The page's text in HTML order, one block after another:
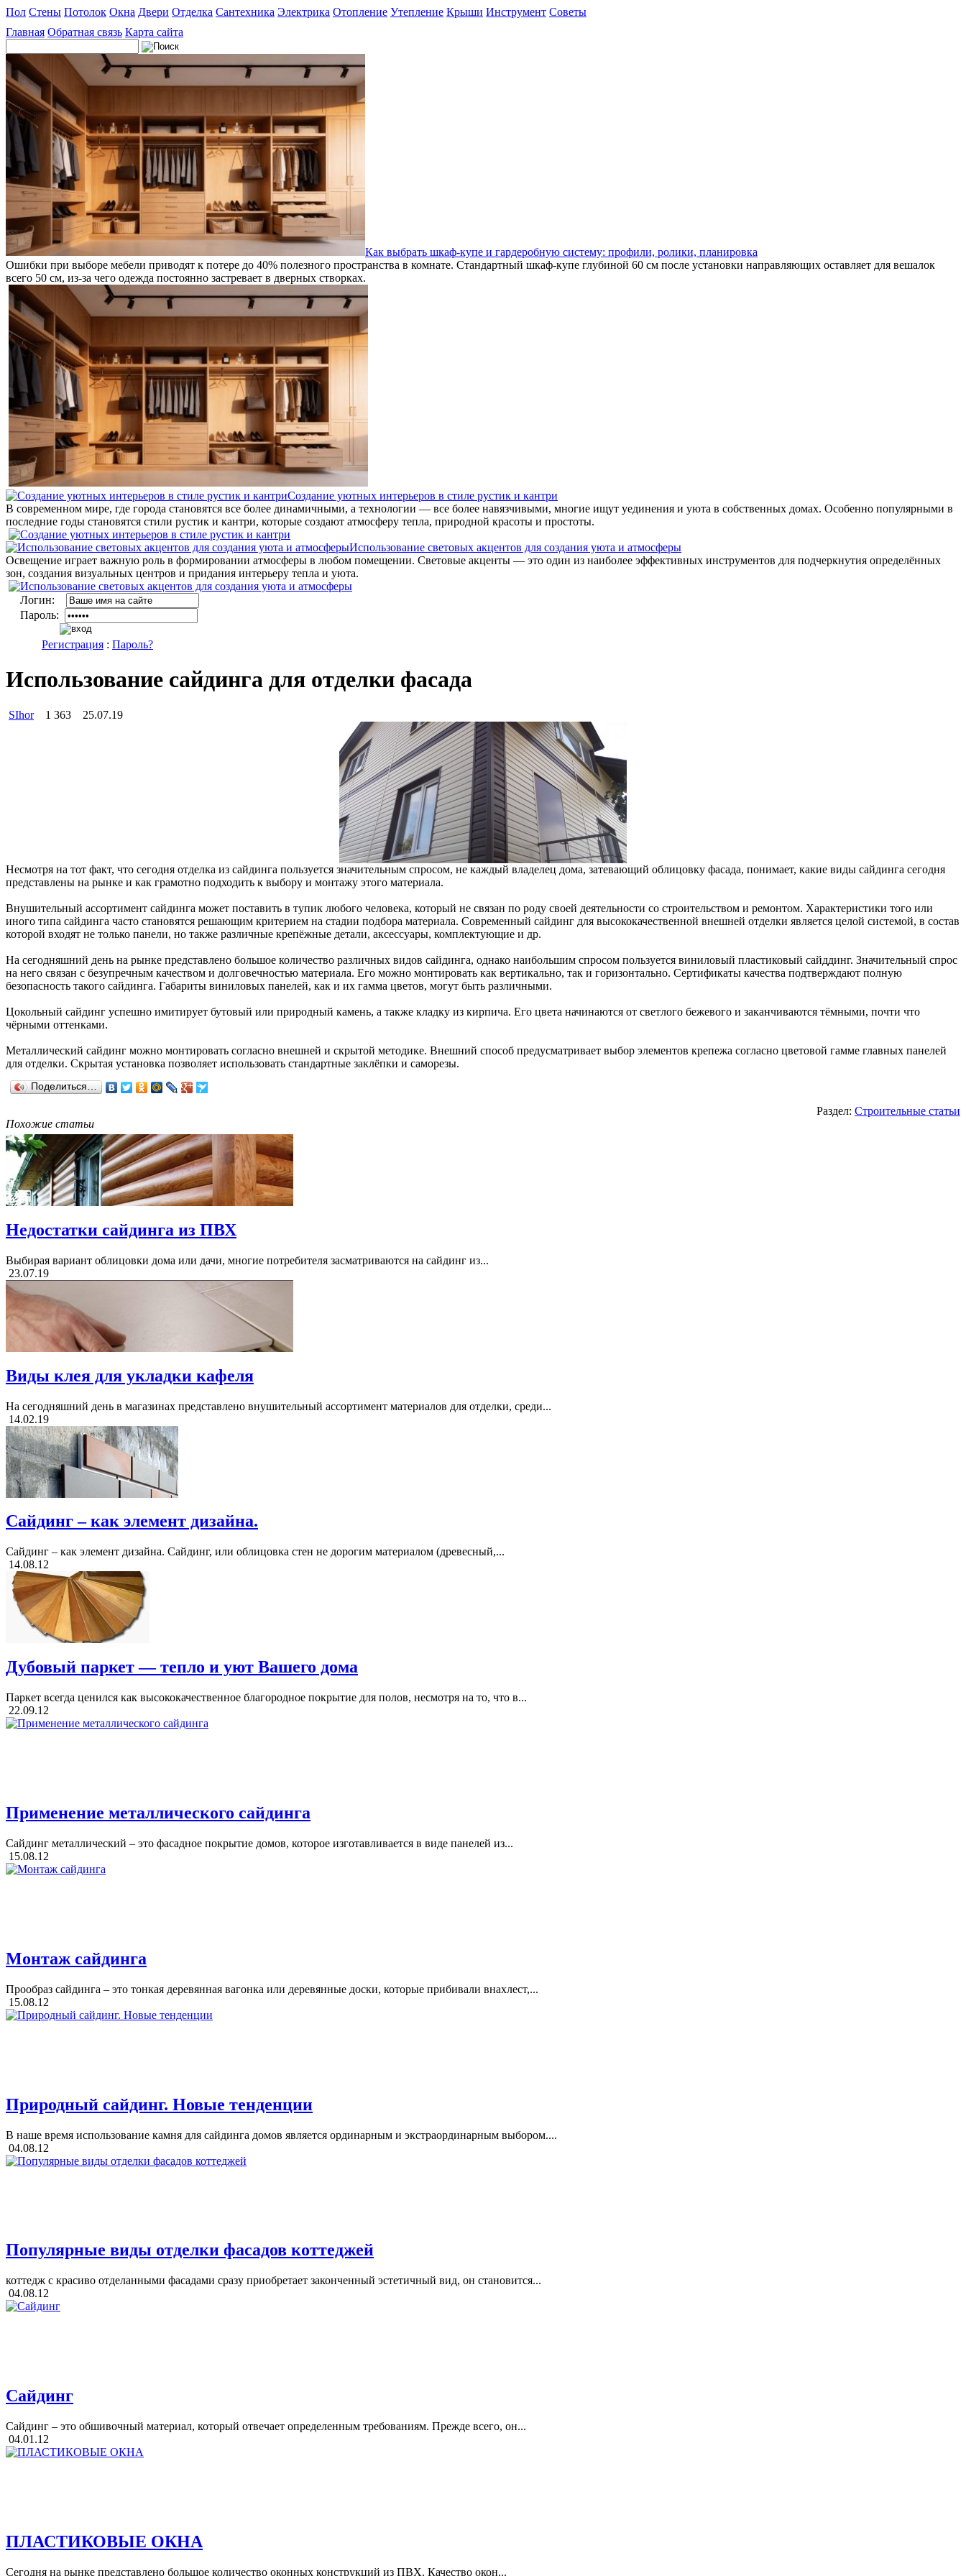
Пол Стены Потолок Окна Двери Отделка Сантехника Электрика Отопление Утепление Крыши Инструмент Советы
Главная Обратная связь Карта сайта
Как выбрать шкаф-купе и гардеробную систему: профили, ролики, планировка
Ошибки при выборе мебели приводят к потере до 40% полезного пространства в комнате. Стандартный шкаф-купе глубиной 60 см после установки направляющих оставляет для вешалок
всего 50 см, из-за чего одежда постоянно застревает в дверных створках.
Создание уютных интерьеров в стиле рустик и кантри
В современном мире, где города становятся все более динамичными, а технологии — все более навязчивыми, многие ищут уединения и уюта в собственных домах. Особенно популярными в
последние годы становятся стили рустик и кантри, которые создают атмосферу тепла, природной красоты и простоты.
Использование световых акцентов для создания уюта и атмосферы
Освещение играет важную роль в формировании атмосферы в любом помещении. Световые акценты — это один из наиболее эффективных инструментов для подчеркнутия определённых
зон, создания визуальных центров и придания интерьеру тепла и уюта.
Логин:
Пароль:
Регистрация : Пароль?
Использование сайдинга для отделки фасада
SIhor 1 363 25.07.19
Несмотря на тот факт, что сегодня отделка из сайдинга пользуется значительным спросом, не каждый владелец дома, затевающий облицовку фасада, понимает, какие виды сайдинга сегодня
представлены на рынке и как грамотно подходить к выбору и монтажу этого материала.
Внушительный ассортимент сайдинга может поставить в тупик любого человека, который не связан по роду своей деятельности со строительством и ремонтом. Характеристики того или
иного типа сайдинга часто становятся решающим критерием на стадии подбора материала. Современный сайдинг для высококачественной внешней отделки является целой системой, в состав
которой входят не только панели, но также различные крепёжные детали, аксессуары, комплектующие и др.
На сегодняшний день на рынке представлено большое количество различных видов сайдинга, однако наибольшим спросом пользуется виниловый пластиковый сайддинг. Значительный спрос
на него связан с безупречным качеством и долговечностью материала. Его можно монтировать как вертикально, так и горизонтально. Сертификаты качества подтверждают полную
безопасность такого сайдинга. Габариты виниловых панелей, как и их гамма цветов, могут быть различными.
Цокольный сайдинг успешно имитирует бутовый или природный камень, а также кладку из кирпича. Его цвета начинаются от светлого бежевого и заканчиваются тёмными, почти что
чёрными оттенками.
Металлический сайдинг можно монтировать согласно внешней и скрытой методике. Внешний способ предусматривает выбор элементов крепежа согласно цветовой гамме главных панелей
для отделки. Скрытая установка позволяет использовать стандартные заклёпки и саморезы.
Поделиться…
Раздел: Строительные статьи
Похожие статьи
Недостатки сайдинга из ПВХ
Выбирая вариант облицовки дома или дачи, многие потребителя засматриваются на сайдинг из...
23.07.19
Виды клея для укладки кафеля
На сегодняшний день в магазинах представлено внушительный ассортимент материалов для отделки, среди...
14.02.19
Сайдинг – как элемент дизайна.
Сайдинг – как элемент дизайна. Сайдинг, или облицовка стен не дорогим материалом (древесный,...
14.08.12
Дубовый паркет — тепло и уют Вашего дома
Паркет всегда ценился как высококачественное благородное покрытие для полов, несмотря на то, что в...
22.09.12
Применение металлического сайдинга
Сайдинг металлический – это фасадное покрытие домов, которое изготавливается в виде панелей из...
15.08.12
Монтаж сайдинга
Прообраз сайдинга – это тонкая деревянная вагонка или деревянные доски, которые прибивали внахлест,...
15.08.12
Природный сайдинг. Новые тенденции
В наше время использование камня для сайдинга домов является ординарным и экстраординарным выбором....
04.08.12
Популярные виды отделки фасадов коттеджей
коттедж с красиво отделанными фасадами сразу приобретает законченный эстетичный вид, он становится...
04.08.12
Cайдинг
Cайдинг – это обшивочный материал, который отвечает определенным требованиям. Прежде всего, он...
04.01.12
ПЛАСТИКОВЫЕ ОКНА
Сегодня на рынке представлено большое количество оконных конструкций из ПВХ. Качество окон...